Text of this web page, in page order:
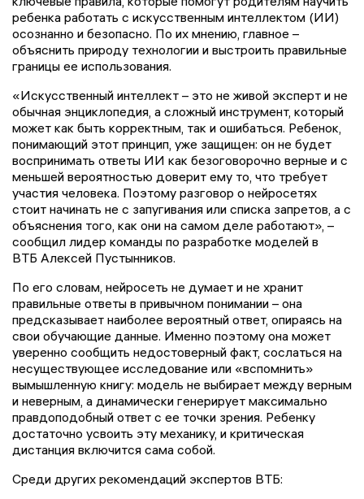
ребенка работать с искусственным интеллектом (ИИ)
осознанно и безопасно. По их мнению, главное –
объяснить природу технологии и выстроить правильные
границы ее использования.
«Искусственный интеллект – это не живой эксперт и не
обычная энциклопедия, а сложный инструмент, который
может как быть корректным, так и ошибаться. Ребенок,
понимающий этот принцип, уже защищен: он не будет
воспринимать ответы ИИ как безоговорочно верные и с
меньшей вероятностью доверит ему то, что требует
участия человека. Поэтому разговор о нейросетях
стоит начинать не с запугивания или списка запретов, а с
объяснения того, как они на самом деле работают», –
сообщил лидер команды по разработке моделей в
ВТБ Алексей Пустынников.
По его словам, нейросеть не думает и не хранит
правильные ответы в привычном понимании – она
предсказывает наиболее вероятный ответ, опираясь на
свои обучающие данные. Именно поэтому она может
уверенно сообщить недостоверный факт, сослаться на
несуществующее исследование или «вспомнить»
вымышленную книгу: модель не выбирает между верным
и неверным, а динамически генерирует максимально
правдоподобный ответ с ее точки зрения. Ребенку
достаточно усвоить эту механику, и критическая
дистанция включится сама собой.
Среди других рекомендаций экспертов ВТБ: